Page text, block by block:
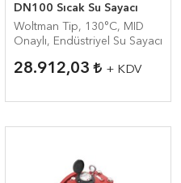
DN100 Sıcak Su Sayacı
Woltman Tip, 130°C, MID
Onaylı, Endüstriyel Su Sayacı
28.912,03 + KDV